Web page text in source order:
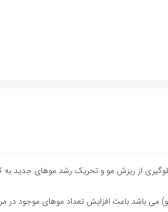
از ریزش مو و تحریک رشد موهای جدید به
درریزش مو) می باشد باعث افزایش تعداد موهای